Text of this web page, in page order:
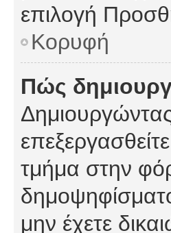
επιλογή
Κορυφή
Πώς
τμήμα στην
μην έχετε